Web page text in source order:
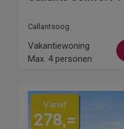
Callantsoog
Vakantiewoning
Max. 4 personen
Vanaf
278,=